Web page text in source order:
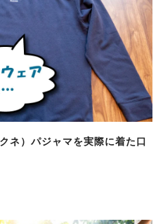
ネ）パジャマを実際に着た口